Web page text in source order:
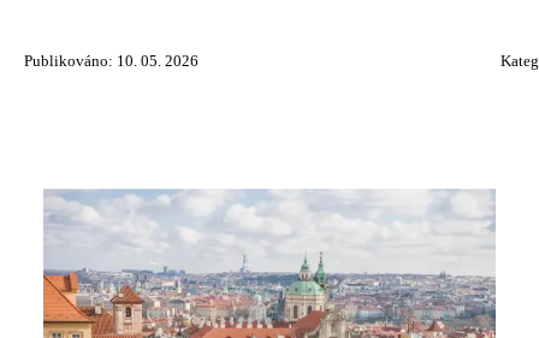
Publikováno: 10. 05. 2026